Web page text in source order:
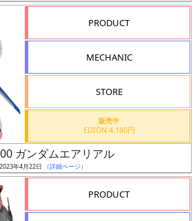
PRODUCT
MECHANIC
STORE
販売中
EDION 4,180円
ガンダムエアリアル
年4月22日 （詳細ページ）
PRODUCT